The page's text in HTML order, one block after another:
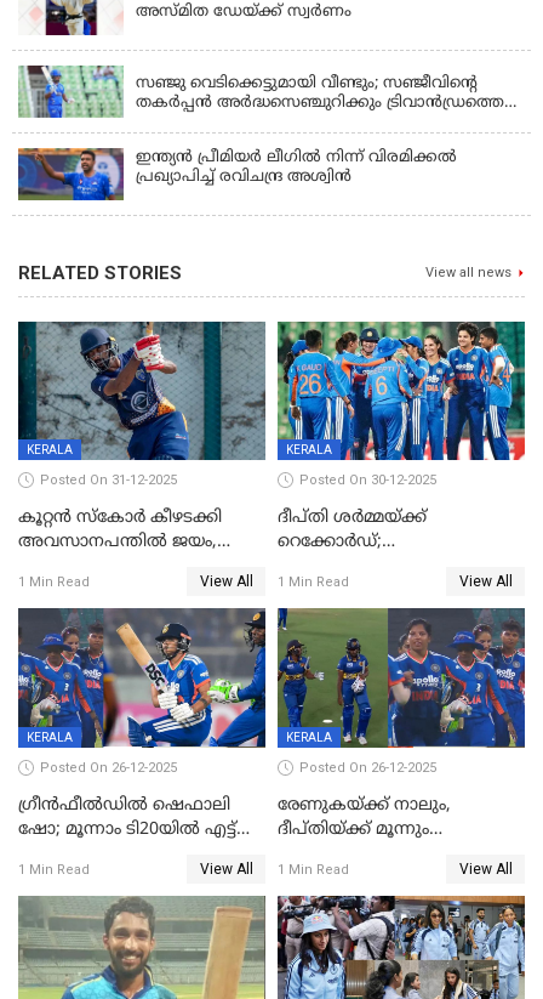
അസ്മിത ഡേയ്ക്ക് സ്വർണം
സഞ്ജു വെടിക്കെട്ടുമായി വീണ്ടും; സഞ്ജീവിന്‍റെ
തകർപ്പൻ അർദ്ധസെഞ്ചുറിക്കും ട്രിവാൻഡ്രത്തെ
ഇന്ത്യന്‍ പ്രീമിയര്‍ ലീഗില്‍ നിന്ന് വിരമിക്കല്‍
പ്രഖ്യാപിച്ച് രവിചന്ദ്ര അശ്വിന്‍
RELATED STORIES View all news
KERALA
Posted On 31-12-2025
കൂറ്റൻ സ്കോർ കീഴടക്കി
അവസാനപന്തിൽ ജയം,
1 Min Read View All
KERALA
Posted On 30-12-2025
ദീപ്തി ശർമ്മയ്ക്ക്
റെക്കോർഡ്;
ടി20 പരമ്പര തൂത്തുവാരി
ഇന്ത്യ
1 Min Read View All
KERALA
Posted On 26-12-2025
ഗ്രീന്‍ഫീല്‍ഡില്‍ ഷെഫാലി
ഷോ; മൂന്നാം ടി20യിൽ എട്ട്
വനിതകള്‍ക്കെതിരായ ടി20
പരമ്പര ഇന്ത്യക്ക്
1 Min Read View All
KERALA
Posted On 26-12-2025
രേണുകയ്ക്ക് നാലും,
ദീപ്തിയ്ക്ക് മൂന്നും
ടി20യിലും ശ്രീലങ്കയ്ക്ക്
ബാറ്റിംഗ് തകര്‍ച്ച; ഇന്ത്യയ്ക്ക്
വിജയലക്ഷ്യം 113 റൺസ്
1 Min Read View All